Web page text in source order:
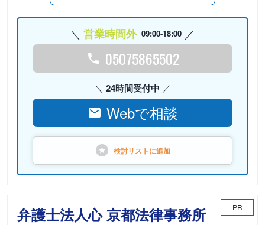
営業時間外 09:00-18:00
05075865502
24時間受付中
Webで相談
検討リストに追加
弁護士法人心 京都法律事務所 PR